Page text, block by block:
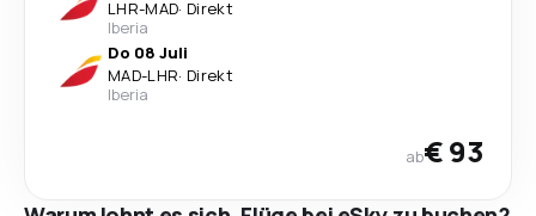
LHR-MAD· Direkt
Iberia
Do 08 Juli
MAD-LHR· Direkt
Iberia
ab€ 93